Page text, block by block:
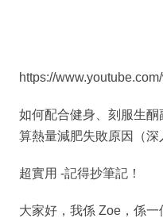
https://
如何配合健身、刻服生
算熱量減肥失敗原因（深
超實用 -記得抄筆記！
大家好，我係 Zoe，係